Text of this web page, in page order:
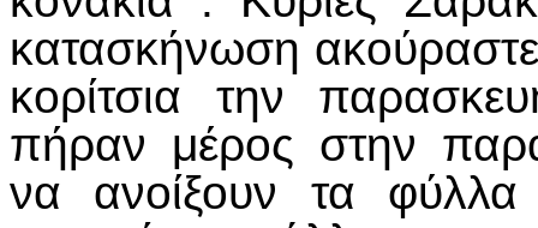
κατασκήνωση
κορίτσια την
πήραν μέρος στην
να ανοίξουν τα φύλλα